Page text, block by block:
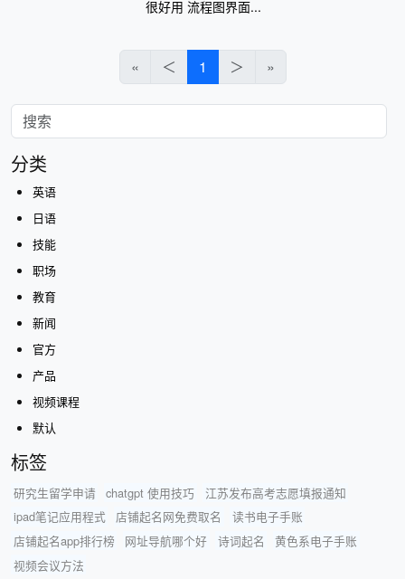
很好用 流程图界面...
« ＜ 1 ＞ »
分类
英语
日语
技能
职场
教育
新闻
官方
产品
视频课程
默认
标签
研究生留学申请 chatgpt 使用技巧
江苏发布高考志愿填报通知
ipad笔记应用程式
店铺起名网免费取名
读书电子手账
店铺起名app排行榜
网址导航哪个好 诗词起名
黄色系电子手账
视频会议方法